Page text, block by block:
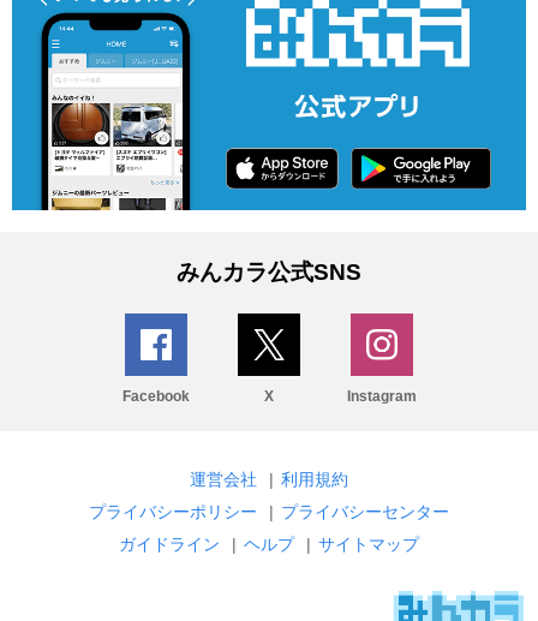
みんカラ公式SNS
Facebook X Instagram
運営会社 | 利用規約
プライバシーポリシー
| プライバシーセンター
ガイドライン
| ヘルプ | サイトマップ